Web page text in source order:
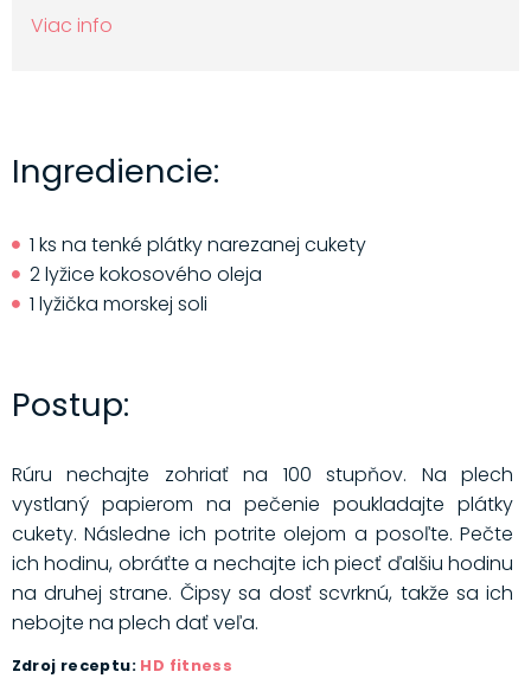
Viac info
Ingrediencie:
1 ks na tenké plátky narezanej cukety
2 lyžice kokosového oleja
1 lyžička morskej soli
Postup:
Rúru nechajte zohriať na 100 stupňov. Na plech
vystlaný papierom na pečenie poukladajte plátky
cukety. Následne ich potrite olejom a posoľte. Pečte
ich hodinu, obráťte a nechajte ich piecť ďalšiu hodinu
na druhej strane. Čipsy sa dosť scvrknú, takže sa ich
nebojte na plech dať veľa.
Zdroj receptu: HD fitness